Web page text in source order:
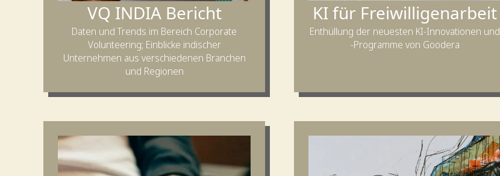
VQ INDIA Bericht
Daten und Trends im Bereich Corporate
Volunteering; Einblicke indischer
Unternehmen aus verschiedenen Branchen
und Regionen
KI für Freiwilligenarbeit
Enthüllung der neuesten KI-Innovationen und
-Programme von Goodera